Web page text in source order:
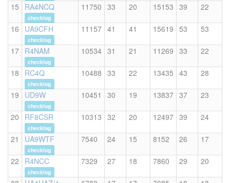
15 RA4NCQ
checklog
11750 33 20 15153 39 22
16 UA9CFH
checklog
11157 41 41 15619 53 53
17 R4NAM
checklog
10534 31 21 11269 33 22
18 RC4Q
checklog
10488 33 22 13435 43 28
19 UD9W
checklog
10451 30 19 13837 37 23
20 RF8CSR
checklog
10313 32 20 12497 39 24
21 UA9WTF
checklog
7540 24 15 8152 26 17
22 R4NCC
checklog
7329 27 18 7860 29 20